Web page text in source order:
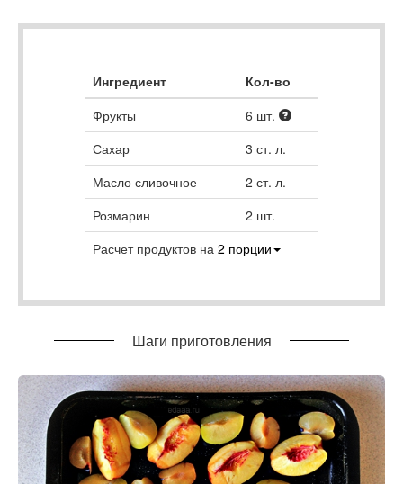
Ингредиент
Кол-во
Фрукты
6 шт.
Сахар
3 ст. л.
Масло сливочное
2 ст. л.
Розмарин
2 шт.
Расчет продуктов на 2 порции
Шаги приготовления